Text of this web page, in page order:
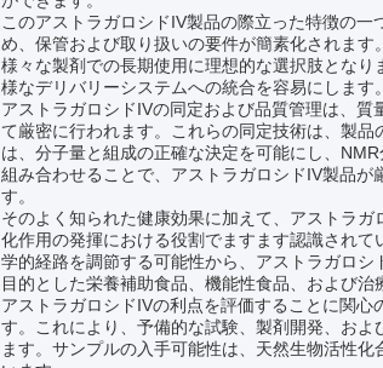
このアストラガロシドIV製品の際立った特徴の
め、保管および取り扱いの要件が簡素化されます
様々な製剤での長期使用に理想的な選択肢とな
様なデリバリーシステムへの統合を容易にします。
アストラガロシドIVの同定および品質管理は、
て厳密に行われます。これらの同定技術は、製
は、分子量と組成の正確な決定を可能にし、
組み合わせることで、アストラガロシドIV製品
す。
そのよく知られた健康効果に加えて、アストラ
化作用の発揮における役割でますます認識され
学的経路を調節する可能性から、アストラガロ
目的とした栄養補助食品、機能性食品、および治
アストラガロシドIVの利点を評価することに関
す。これにより、予備的な試験、製剤開発、お
ます。サンプルの入手可能性は、天然生物活性